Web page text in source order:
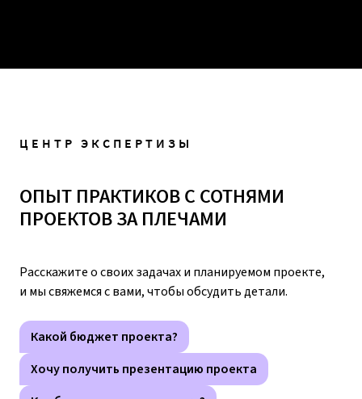
ЦЕНТР ЭКСПЕРТИЗЫ
ОПЫТ ПРАКТИКОВ С СОТНЯМИ
ПРОЕКТОВ ЗА ПЛЕЧАМИ
Расскажите о своих задачах и планируемом проекте,
и мы свяжемся с вами, чтобы обсудить детали.
Какой бюджет проекта?
Хочу получить презентацию проекта